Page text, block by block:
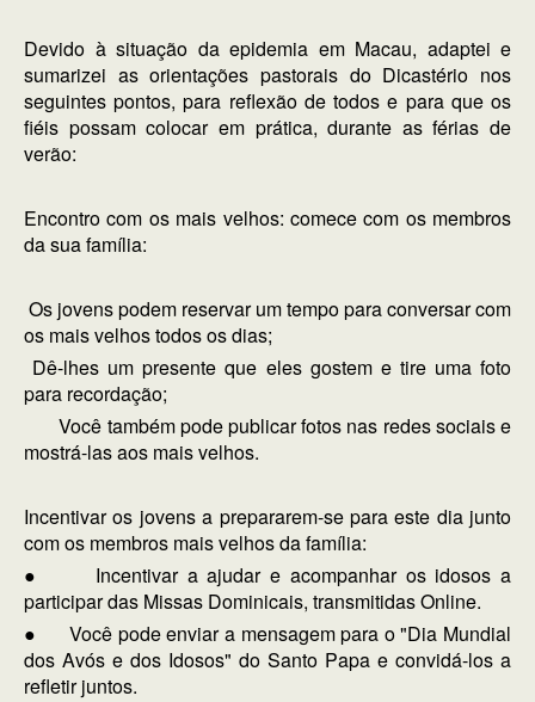
Devido à situação da epidemia em Macau, adaptei e
sumarizei as orientações pastorais do Dicastério nos
seguintes pontos, para reflexão de todos e para que os
fiéis possam colocar em prática, durante as férias de
verão:
Encontro com os mais velhos: comece com os membros
da sua família:
Os jovens podem reservar um tempo para conversar com
os mais velhos todos os dias;
Dê-lhes um presente que eles gostem e tire uma foto
para recordação;
Você também pode publicar fotos nas redes sociais e
mostrá-las aos mais velhos.
Incentivar os jovens a prepararem-se para este dia junto
com os membros mais velhos da família:
● Incentivar a ajudar e acompanhar os idosos a
participar das Missas Dominicais, transmitidas Online.
● Você pode enviar a mensagem para o "Dia Mundial
dos Avós e dos Idosos" do Santo Papa e convidá-los a
refletir juntos.